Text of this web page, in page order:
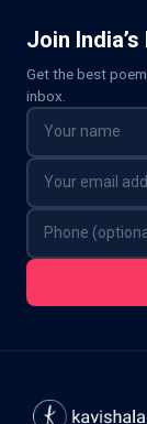
Join
Get the best
inbox.